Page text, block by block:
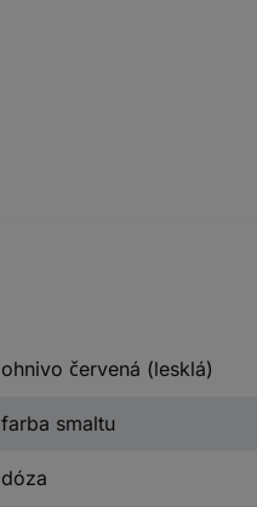
ohnivo červená (lesklá)
farba smaltu
dóza